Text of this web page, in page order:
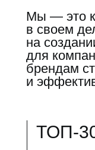
Мы — это
в своем
на
для
брендам
и
ТОП-